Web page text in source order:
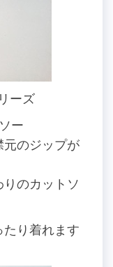
ーズ
ー
のジップが
のカットソ
り着れます